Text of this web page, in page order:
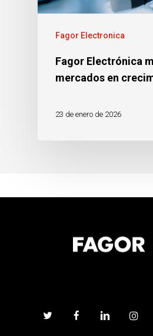
Fagor Electronica
Fagor Electrónica
mercados en
23 de enero de 2026